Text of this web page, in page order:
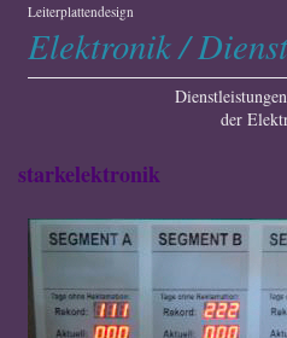
Leiterplattendesign
Elektronik /
der
starkelektronik